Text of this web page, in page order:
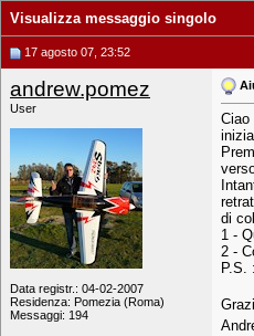
Visualizza messaggio singolo
17 agosto 07, 23:52
andrew.pomez
User
Data registr.: 04-02-2007
Residenza: Pomezia (Roma)
Messaggi: 194
Ciao
di
1 -
2 -
P.S.